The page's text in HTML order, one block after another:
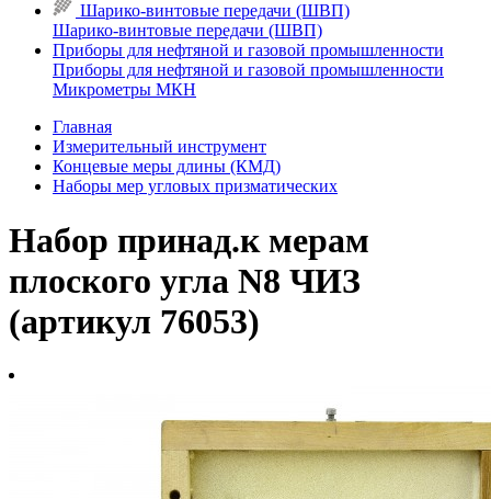
Шарико-винтовые передачи (ШВП)
Шарико-винтовые передачи (ШВП)
Приборы для нефтяной и газовой промышленности
Приборы для нефтяной и газовой промышленности
Микрометры МКН
Главная
Измерительный инструмент
Концевые меры длины (КМД)
Наборы мер угловых призматических
Набор принад.к мерам
плоского угла N8 ЧИЗ
(артикул 76053)